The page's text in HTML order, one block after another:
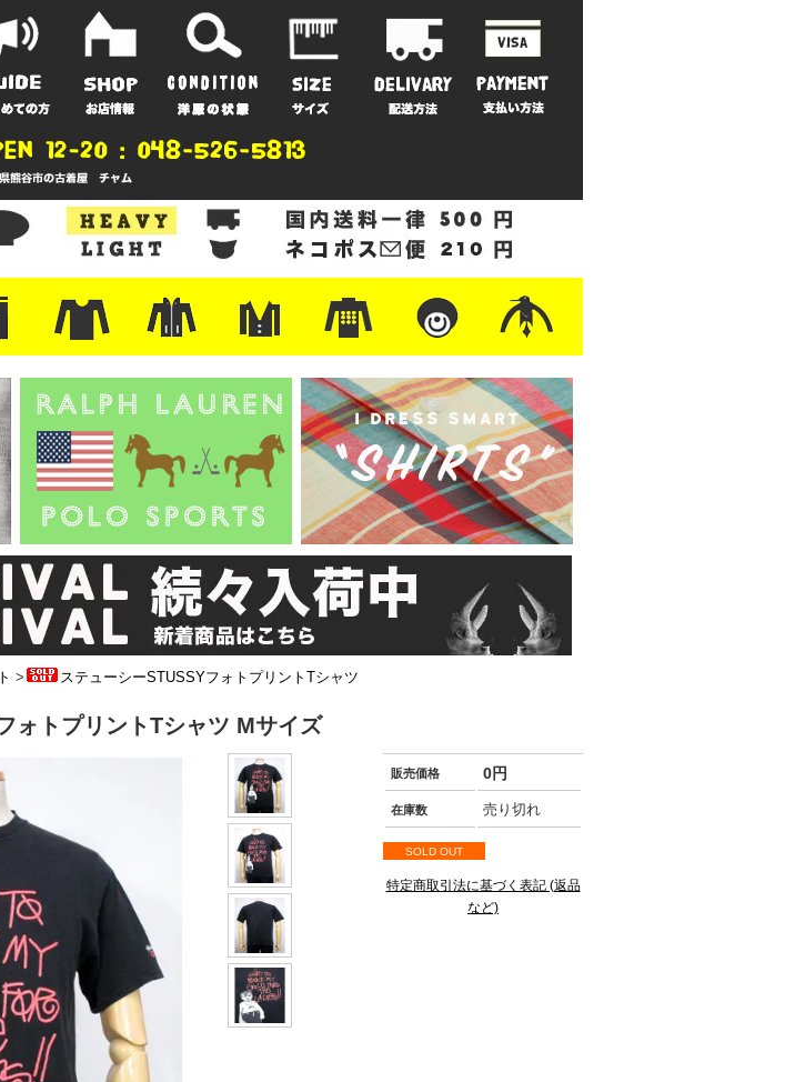
パンツ
ア/グラミチ
/ペインター
ー/ワーク
ロイ/スタプレ
/スラックス/チノ
オール/つなぎ
/スウェット/ナイロ
・セントジェームス/ルミノア
・ロンT/サーマル/ラグビー・プリント/半袖/スウェット
・チャンピオン/リバース
・パーカー ・デニム/コットン
・アウトドア/フリース
・ジャージ/ナイロン
・ミリタリー/ワーク
・ウール/レザー
・スーツ/ジレ
>
ステューシーSTUSSYフォトプリントTシャツ
ォトプリントTシャツ Mサイズ
販売価格 0円
在庫数 売り切れ
SOLD OUT
特定商取引法に基づく表記 (返品
など)